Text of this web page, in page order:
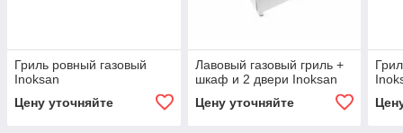
Гриль ровный газовый
Inoksan
Цену уточняйте
Лавовый газовый гриль +
шкаф и 2 двери Inoksan
Цену уточняйте